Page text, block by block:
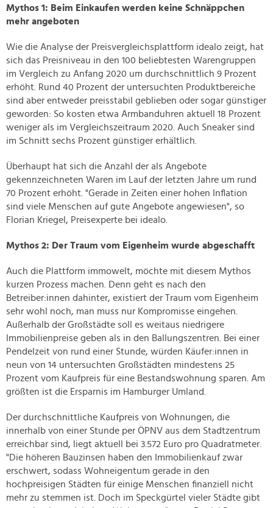
Mythos 1: Beim Einkaufen werden keine Schnäppchen
mehr angeboten
Wie die Analyse der Preisvergleichsplattform idealo zeigt, hat
sich das Preisniveau in den 100 beliebtesten Warengruppen
im Vergleich zu Anfang 2020 um durchschnittlich 9 Prozent
erhöht. Rund 40 Prozent der untersuchten Produktbereiche
sind aber entweder preisstabil geblieben oder sogar günstiger
geworden: So kosten etwa Armbanduhren aktuell 18 Prozent
weniger als im Vergleichszeitraum 2020. Auch Sneaker sind
im Schnitt sechs Prozent günstiger erhältlich.
Überhaupt hat sich die Anzahl der als Angebote
gekennzeichneten Waren im Lauf der letzten Jahre um rund
70 Prozent erhöht. "Gerade in Zeiten einer hohen Inflation
sind viele Menschen auf gute Angebote angewiesen", so
Florian Kriegel, Preisexperte bei idealo.
Mythos 2: Der Traum vom Eigenheim wurde abgeschafft
Auch die Plattform immowelt, möchte mit diesem Mythos
kurzen Prozess machen. Denn geht es nach den
Betreiber:innen dahinter, existiert der Traum vom Eigenheim
sehr wohl noch, man muss nur Kompromisse eingehen.
Außerhalb der Großstädte soll es weitaus niedrigere
Immobilienpreise geben als in den Ballungszentren. Bei einer
Pendelzeit von rund einer Stunde, würden Käufer:innen in
neun von 14 untersuchten Großstädten mindestens 25
Prozent vom Kaufpreis für eine Bestandswohnung sparen. Am
größten ist die Ersparnis im Hamburger Umland.
Der durchschnittliche Kaufpreis von Wohnungen, die
innerhalb von einer Stunde per ÖPNV aus dem Stadtzentrum
erreichbar sind, liegt aktuell bei 3.572 Euro pro Quadratmeter.
"Die höheren Bauzinsen haben den Immobilienkauf zwar
erschwert, sodass Wohneigentum gerade in den
hochpreisigen Städten für einige Menschen finanziell nicht
mehr zu stemmen ist. Doch im Speckgürtel vieler Städte gibt